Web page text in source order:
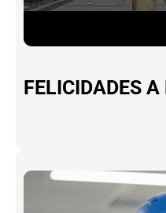
FELICIDADES